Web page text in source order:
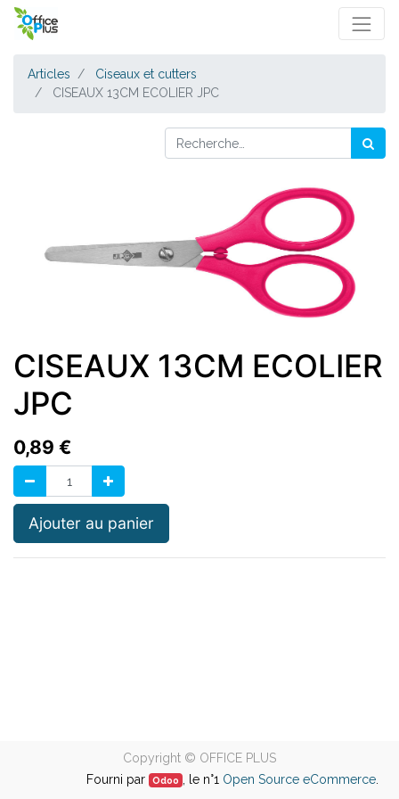
Articles
Ciseaux et cutters
CISEAUX 13CM ECOLIER JPC
CISEAUX 13CM ECOLIER
JPC
0,89 €
Ajouter au panier
Copyright © OFFICE PLUS
Fourni par
Odoo , le n°1 Open Source eCommerce